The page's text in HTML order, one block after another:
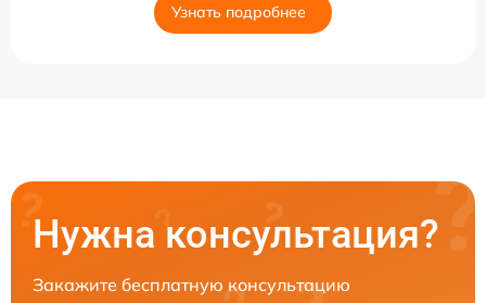
Узнать подробнее
Нужна консультация?
Закажите бесплатную консультацию